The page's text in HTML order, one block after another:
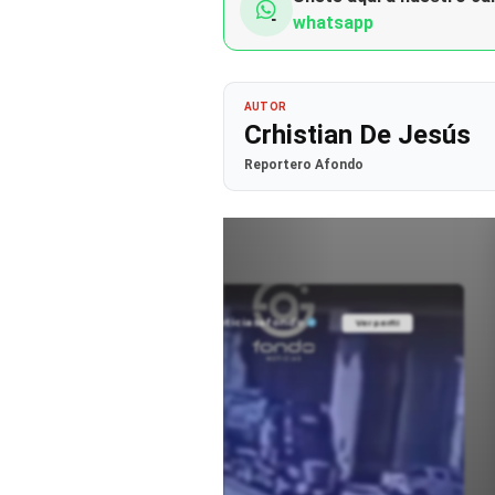
whatsapp
AUTOR
Crhistian De Jesús
Reportero Afondo
Ver perfil
@noticiasafondo Ver perfil